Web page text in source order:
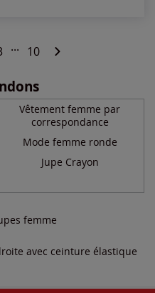
... 10
Vêtement femme par
correspondance
Mode femme ronde
Jupe Crayon
femme
avec ceinture élastique